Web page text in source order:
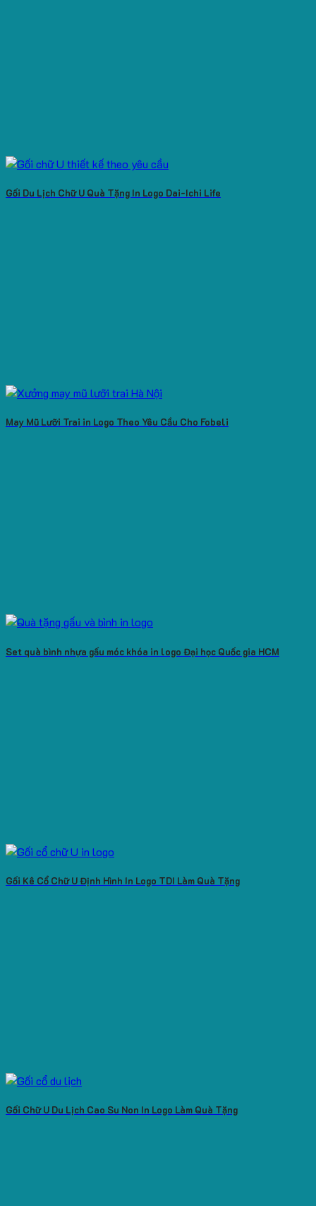
Gối Du Lịch Chữ U Quà Tặng In Logo Dai-Ichi Life
May Mũ Lưỡi Trai in Logo Theo Yêu Cầu Cho Fobeli
Set quà bình nhựa gấu móc khóa in logo Đại học Quốc gia HCM
Gối Kê Cổ Chữ U Định Hình In Logo TDI Làm Quà Tặng
Gối Chữ U Du Lịch Cao Su Non In Logo Làm Quà Tặng